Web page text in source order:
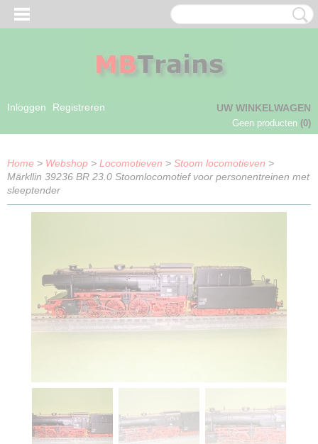
Inloggen Registreren UW WINKELWAGEN
Geen producten (0)
Home > Webshop > Locomotieven > Stoom locomotieven >
Märkllin 39236 BR 23.0 Stoomlocomotief voor personentreinen met
sleeptender